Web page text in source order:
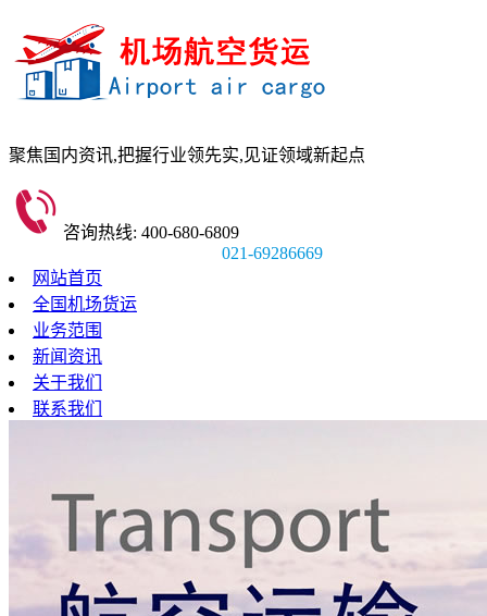
聚焦国内资讯,把握行业领先实,见证领域新起点
咨询热线: 400-680-6809
021-69286669
网站首页
全国机场货运
业务范围
新闻资讯
关于我们
联系我们